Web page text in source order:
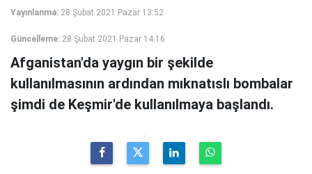
Yayınlanma: 28 Şubat 2021 Pazar 13:52
Güncelleme: 28 Şubat 2021 Pazar 14:16
Afganistan'da yaygın bir şekilde
kullanılmasının ardından mıknatıslı bombalar
şimdi de Keşmir'de kullanılmaya başlandı.